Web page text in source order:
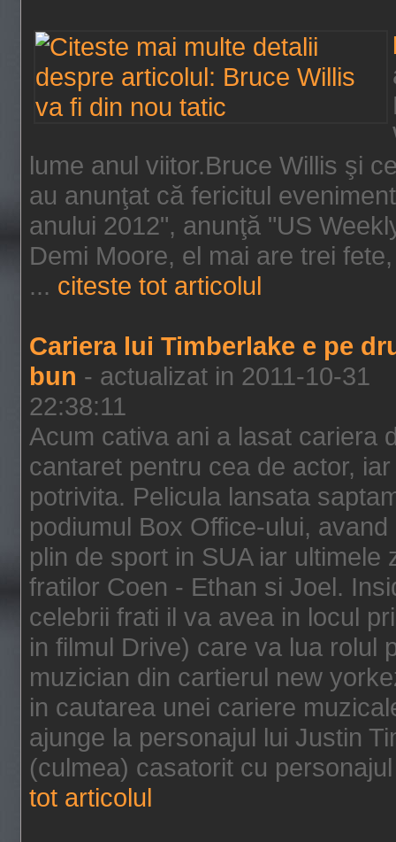
lume anul viitor.Bruce Willis şi
au anunţat că fericitul
anului 2012", anunţă "US
Demi Moore, el mai are trei
... citeste tot articolul
Cariera lui Timberlake e pe
bun - actualizat in 2011-10-31
22:38:11
Acum cativa ani a lasat cariera
cantaret pentru cea de actor,
potrivita. Pelicula lansata
podiumul Box Office-ului,
plin de sport in SUA iar
fratilor Coen - Ethan si Joel.
celebrii frati il va avea in locul
in filmul Drive) care va lua rolul
muzician din cartierul new
in cautarea unei cariere
ajunge la personajul lui Justin
(culmea) casatorit cu
tot articolul